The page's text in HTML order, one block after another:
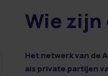
Wie zijn
Het netwerk van de
als private partijen